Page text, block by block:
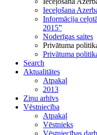
Ieceļošana
Informācija
2015”
Noderīgas saites
Privātuma
Privātuma
Search
Aktualitātes
Atpakaļ
2013
Ziņu arhīvs
Vēstniecība
Atpakaļ
Vēstnieks
Vēstniecības